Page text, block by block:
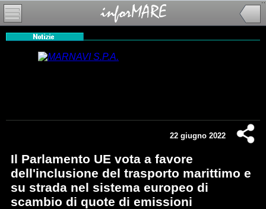
22 giugno 2022
Il Parlamento UE vota a favore
dell'inclusione del trasporto marittimo e
su strada nel sistema europeo di
scambio di quote di emissioni